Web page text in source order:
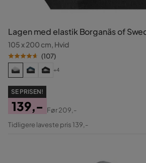
Lagen med elastik Borganäs of
105 x 200 cm, Hvid
(107)
+4
SE PRISEN!
Pris
139,-
Original
Før209,-
Tidligere laveste pris 139,-